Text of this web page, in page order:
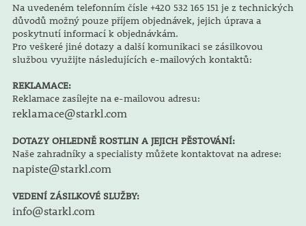
Na uvedeném telefonním čísle +420 532 165 151 je z technických
důvodů možný pouze příjem objednávek, jejich úprava a
poskytnutí informací k objednávkám.
Pro veškeré jiné dotazy a další komunikaci se zásilkovou
službou využijte následujících e-mailových kontaktů:
REKLAMACE:
Reklamace zasílejte na e-mailovou adresu:
reklamace@starkl.com
DOTAZY OHLEDNĚ ROSTLIN A JEJICH PĚSTOVÁNÍ:
Naše zahradníky a specialisty můžete kontaktovat na adrese:
napiste@starkl.com
VEDENÍ ZÁSILKOVÉ SLUŽBY:
info@starkl.com